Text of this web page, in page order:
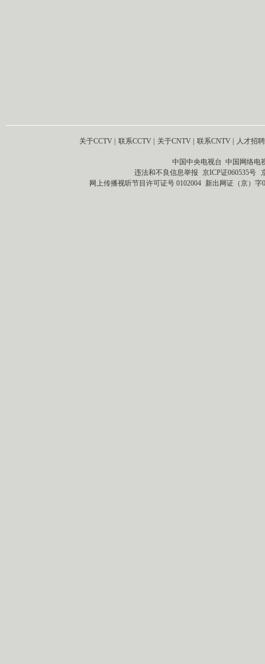
关于CCTV 联系CCTV 关于CNTV 联系CNTV 人才招聘
中国中央电视台 中国网络电
违法和不良信息举报 京ICP证060535号
网上传播视听节目许可证号 0102004 新出网证（京）